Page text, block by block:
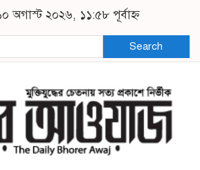
অগাস্ট ২০২৬, ১১:৫৮ পূর্বাহ্ন
Search